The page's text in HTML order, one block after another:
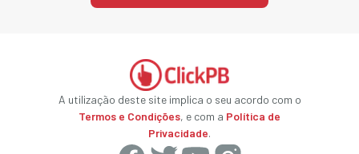
A utilização deste site implica o seu acordo com o
Termos e Condições, e com a Política de
Privacidade.